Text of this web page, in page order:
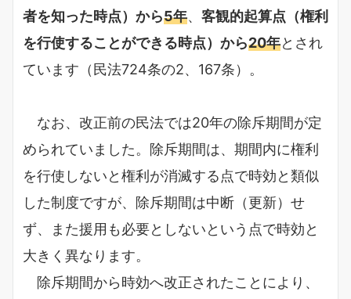
者を知った時点）から5年、 客観的起算点（権利
を行使することができる時点）から20年とされ
ています（民法724条の2、167条）。
なお、改正前の民法では20年の除斥期間が定
められていました。除斥期間は、期間内に権利
を行使しないと権利が消滅する点で時効と類似
した制度ですが、除斥期間は中断（更新）せ
ず、また援用も必要としないという点で時効と
大きく異なります。
除斥期間から時効へ改正されたことにより、